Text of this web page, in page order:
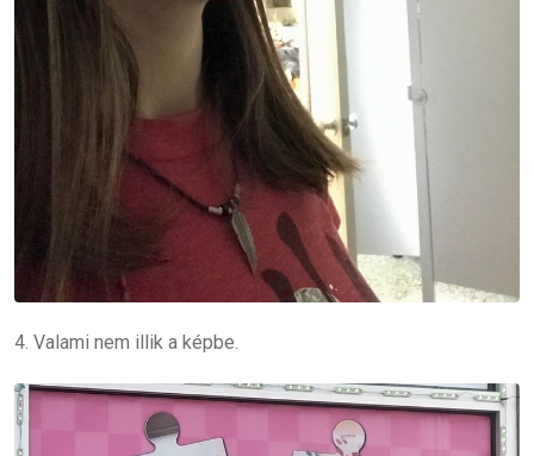
4. Valami nem illik a képbe.